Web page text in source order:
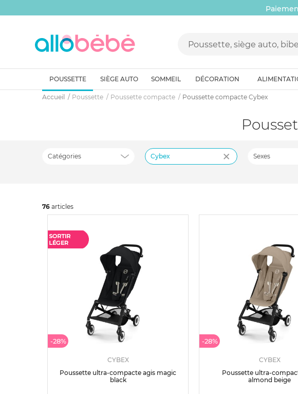
POUSSETTE SIÈGE AUTO SOMMEIL DÉCORATION
Accueil Poussette Poussette compacte Poussette compacte Cybex
Catégories Cybex Sexes
76 articles
-28%
CYBEX
Poussette ultra-compacte agis magic
black
-28%
CYBEX
Poussette ultra-
almond beige